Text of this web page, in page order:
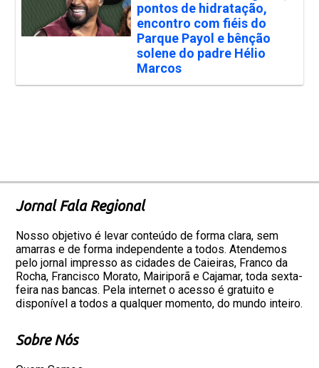
pontos de hidratação,
encontro com fiéis do
Parque Payol e bênção
solene do padre Hélio
Marcos
Jornal Fala Regional
Nosso objetivo é levar conteúdo de forma clara, sem
amarras e de forma independente a todos. Atendemos
pelo jornal impresso as cidades de Caieiras, Franco da
Rocha, Francisco Morato, Mairiporã e Cajamar, toda sexta-
feira nas bancas. Pela internet o acesso é gratuito e
disponível a todos a qualquer momento, do mundo inteiro.
Sobre Nós